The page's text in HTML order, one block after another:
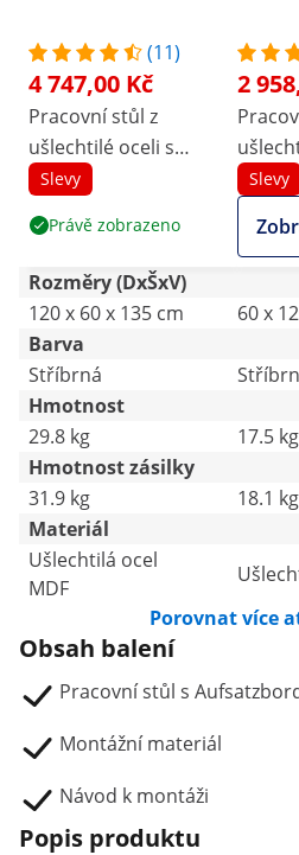
(11)
4 747,00 Kč
Pracovní stůl z
ušlechtilé oceli s
nástavbou - ECO -
2 police - Royal
Catering
Slevy
Právě zobrazeno
2
cm -
-
Slevy
Rozměry (DxŠxV)
120 x 60 x 135 cm
60 x
Barva
Stříbrná
Hmotnost
29.8 kg
17.5 kg
Hmotnost zásilky
31.9 kg
18.1 kg
Materiál
Ušlechtilá ocel
MDF
Porovnat více
Obsah balení
Pracovní stůl s
Montážní materiál
Návod k montáži
Popis produktu